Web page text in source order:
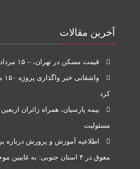
آخرین مقالات
قیمت مسکن در تهران، – ۱۵ مرداد ۱۴۰۵+ قیمت
کرد
بیمه پارسیان، همراه زائران
مسئولیت
اطلاعیه آموزش و پرورش درباره
معوق در ۴ استان جنوبی: به